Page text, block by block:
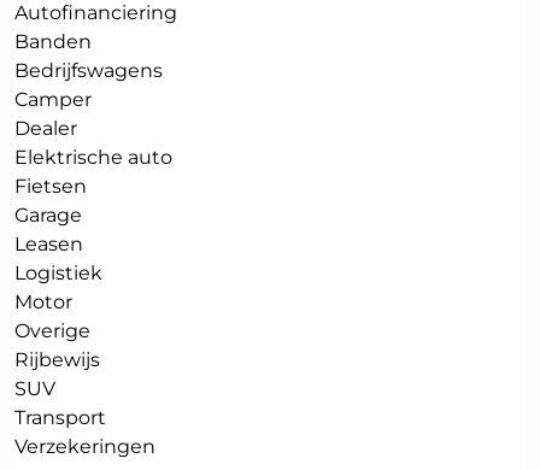
Autofinanciering
Banden
Bedrijfswagens
Camper
Dealer
Elektrische auto
Fietsen
Garage
Leasen
Logistiek
Motor
Overige
Rijbewijs
SUV
Transport
Verzekeringen